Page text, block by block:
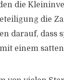
die
die
darauf, dass
einem